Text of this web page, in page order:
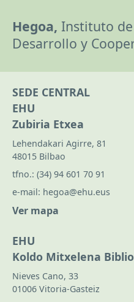
Hegoa, Instituto
Desarrollo y
SEDE CENTRAL
EHU
Zubiria Etxea
Lehendakari Agirre, 81
48015 Bilbao
tfno.: (34) 94 601 70 91
e-mail: hegoa@ehu.eus
Ver mapa
EHU
Koldo Mitxelena
Nieves Cano, 33
01006 Vitoria-Gasteiz